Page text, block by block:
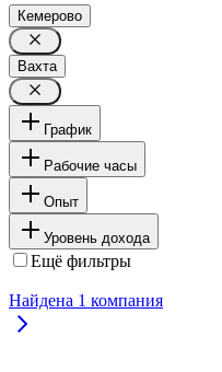
Кемерово
Вахта
График
Рабочие часы
Опыт
Уровень дохода
Ещё фильтры
Найдена 1 компания